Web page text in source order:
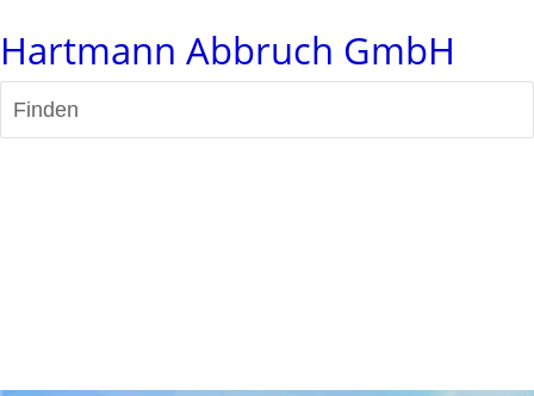
Hartmann Abbruch GmbH
Finden